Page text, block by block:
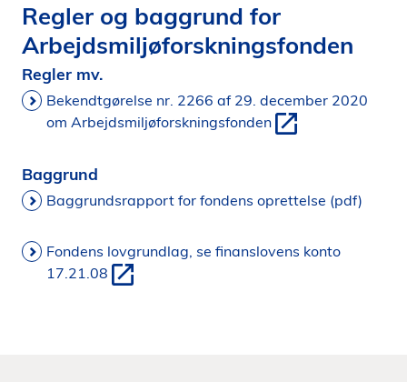
Regler og baggrund for
Arbejdsmiljøforskningsfonden
Regler mv.
Bekendtgørelse nr. 2266 af 29. december 2020
om Arbejdsmiljøforskningsfonden
Baggrund
Baggrundsrapport for fondens oprettelse (pdf)
Fondens lovgrundlag, se finanslovens konto
17.21.08